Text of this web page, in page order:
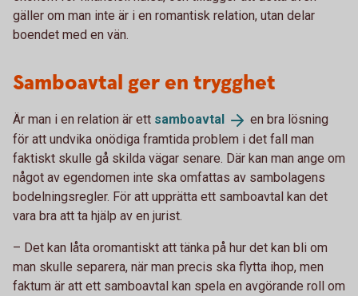
gäller om man inte är i en romantisk relation, utan delar
boendet med en vän.
Samboavtal ger en trygghet
Är man i en relation är ett samboavtal
en bra lösning
för att undvika onödiga framtida problem i det fall man
faktiskt skulle gå skilda vägar senare. Där kan man ange om
något av egendomen inte ska omfattas av sambolagens
bodelningsregler. För att upprätta ett samboavtal kan det
vara bra att ta hjälp av en jurist.
– Det kan låta oromantiskt att tänka på hur det kan bli om
man skulle separera, när man precis ska flytta ihop, men
faktum är att ett samboavtal kan spela en avgörande roll om